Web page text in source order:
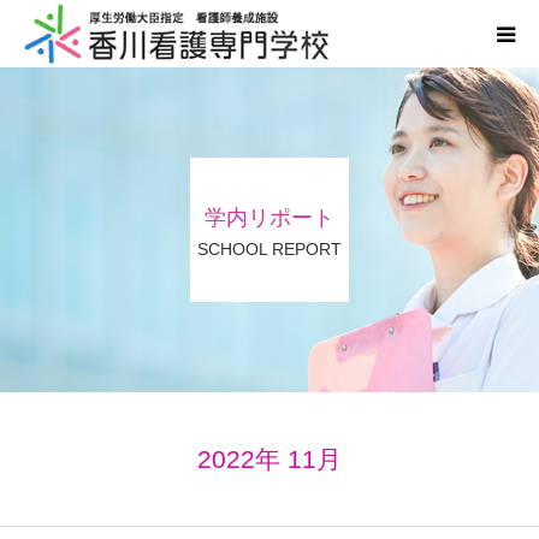
学内リポート
SCHOOL REPORT
2022年 11月